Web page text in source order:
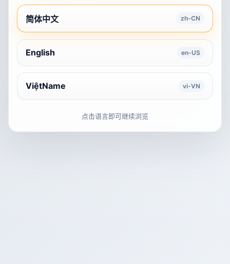
简体中文 zh-CN
English en-US
ViệtName vi-VN
点击语言即可继续浏览